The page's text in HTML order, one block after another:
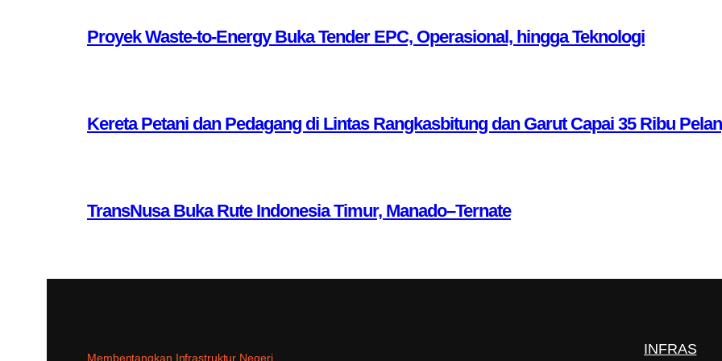
Proyek Waste-to-Energy Buka Tender EPC, Operasional, hingga Teknologi
Kereta Petani dan Pedagang di Lintas Rangkasbitung dan Garut Capai 35 Ribu
TransNusa Buka Rute Indonesia Timur, Manado–Ternate
Membentangkan Infrastruktur Negeri
INFRAS